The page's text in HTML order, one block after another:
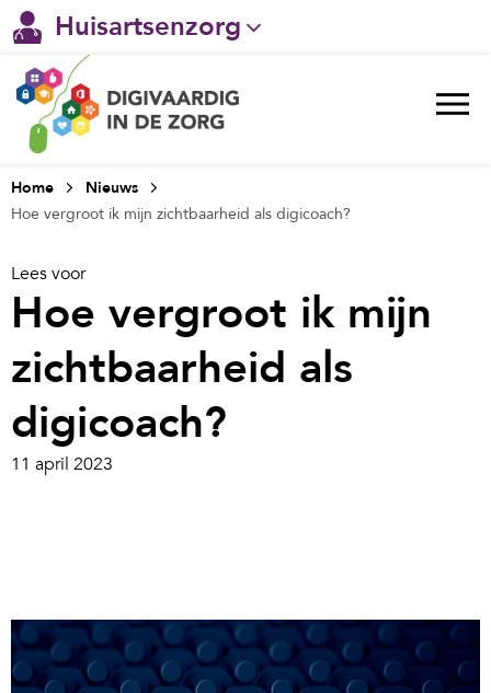
Huisartsenzorg
Gehandicaptenzorg
Verpleeghuiszorg & Zorg thuis
Ggz
Welzijn / sociaal werk
Home
Nieuws
Hoe vergroot ik mijn zichtbaarheid als digicoach?
Lees voor
Hoe vergroot ik mijn
zichtbaarheid als
digicoach?
11 april 2023